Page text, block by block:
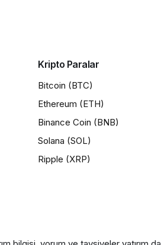
Kripto Paralar
Bitcoin (BTC)
Ethereum (ETH)
Binance Coin (BNB)
Solana (SOL)
Ripple (XRP)